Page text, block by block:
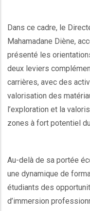
Dans ce cadre, le
Mahamadane Diène,
présenté les
deux leviers
carrières, avec des
valorisation des
l’exploration et la
zones à fort potentiel
Au-delà de sa portée
une dynamique de
étudiants des
d’immersion